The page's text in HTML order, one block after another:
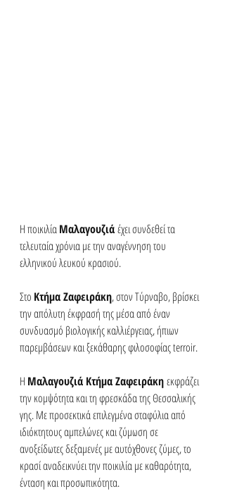
Η ποικιλία Μαλαγουζιά έχει συνδεθεί τα
τελευταία χρόνια με την αναγέννηση του
ελληνικού λευκού κρασιού.
Στο Κτήμα Ζαφειράκη, στον Τύρναβο, βρίσκει
την απόλυτη έκφρασή της μέσα από έναν
συνδυασμό βιολογικής καλλιέργειας, ήπιων
παρεμβάσεων και ξεκάθαρης φιλοσοφίας terroir.
Η Μαλαγουζιά Κτήμα Ζαφειράκη εκφράζει
την κομψότητα και τη φρεσκάδα της Θεσσαλικής
γης. Με προσεκτικά επιλεγμένα σταφύλια από
ιδιόκτητους αμπελώνες και ζύμωση σε
ανοξείδωτες δεξαμενές με αυτόχθονες ζύμες, το
κρασί αναδεικνύει την ποικιλία με καθαρότητα,
ένταση και προσωπικότητα.